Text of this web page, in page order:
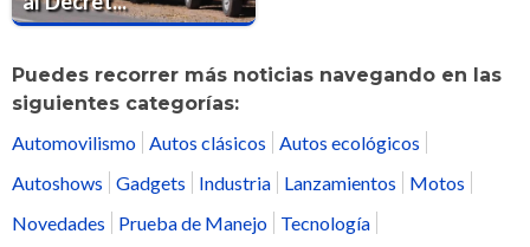
Puedes recorrer más noticias navegando en las
siguientes categorías:
Automovilismo Autos clásicos
Autos ecológicos
Autoshows
Gadgets Industria Lanzamientos
Motos
Novedades
Prueba de Manejo
Tecnología